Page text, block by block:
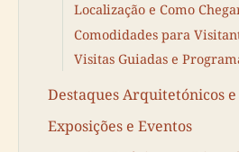
Localização e Como
Comodidades para
Visitas Guiadas e
Destaques Arquitetónicos
Exposições e Eventos